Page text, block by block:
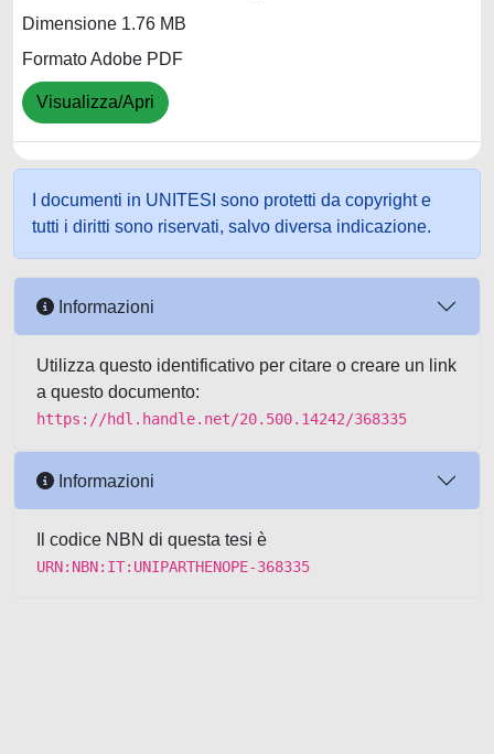
Dimensione 1.76 MB
Formato Adobe PDF
Visualizza/Apri
I documenti in UNITESI sono protetti da copyright e
tutti i diritti sono riservati, salvo diversa indicazione.
Informazioni
Utilizza questo identificativo per citare o creare un link
a questo documento:
https://hdl.handle.net/20.500.14242/368335
Informazioni
Il codice NBN di questa tesi è
URN:NBN:IT:UNIPARTHENOPE-368335